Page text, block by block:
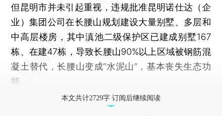
但昆明市并未引起重视，违规批准昆明诺仕达（企
业）集团公司在长腰山规划建设大量别墅、多层和
中高层楼房，其中滇池二级保护区已建成别墅167
栋、在建47栋，导致长腰山90%以上区域被钢筋混
凝土替代，长腰山变成“水泥山”，基本丧失生态功
能。
本文共计2729字 订阅后继续阅读